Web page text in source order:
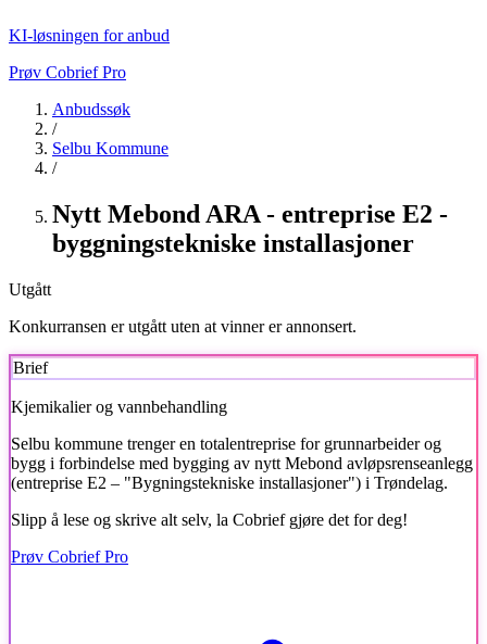
KI-løsningen for anbud
Prøv Cobrief Pro
Anbudssøk
/
Selbu Kommune
/
Nytt Mebond ARA - entreprise E2 -
byggningstekniske installasjoner
Utgått
Konkurransen er utgått uten at vinner er annonsert.
Brief
Kjemikalier og vannbehandling
Selbu kommune trenger en totalentreprise for grunnarbeider og
bygg i forbindelse med bygging av nytt Mebond avløpsrenseanlegg
(entreprise E2 – "Bygningstekniske installasjoner") i Trøndelag.
Slipp å lese og skrive alt selv, la Cobrief gjøre det for deg!
Prøv Cobrief Pro